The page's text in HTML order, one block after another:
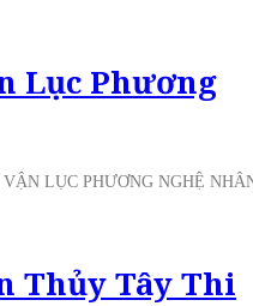
Lục Phương
VẬN LỤC PHƯƠNG NGHỆ
Thủy Tây Thi